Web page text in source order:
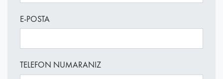
E-POSTA
TELEFON NUMARANIZ